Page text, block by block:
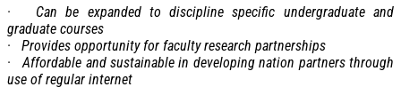
· Can be expanded to discipline specific undergraduate and
graduate courses
· Provides opportunity for faculty research partnerships
· Affordable and sustainable in developing nation partners through
use of regular internet